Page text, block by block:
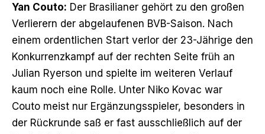
Yan Couto: Der Brasilianer gehört zu den großen
Verlierern der abgelaufenen BVB-Saison. Nach
einem ordentlichen Start verlor der 23-Jährige den
Konkurrenzkampf auf der rechten Seite früh an
Julian Ryerson und spielte im weiteren Verlauf
kaum noch eine Rolle. Unter Niko Kovac war
Couto meist nur Ergänzungsspieler, besonders in
der Rückrunde saß er fast ausschließlich auf der